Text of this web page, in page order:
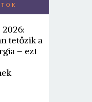
tetőzik a
– ezt